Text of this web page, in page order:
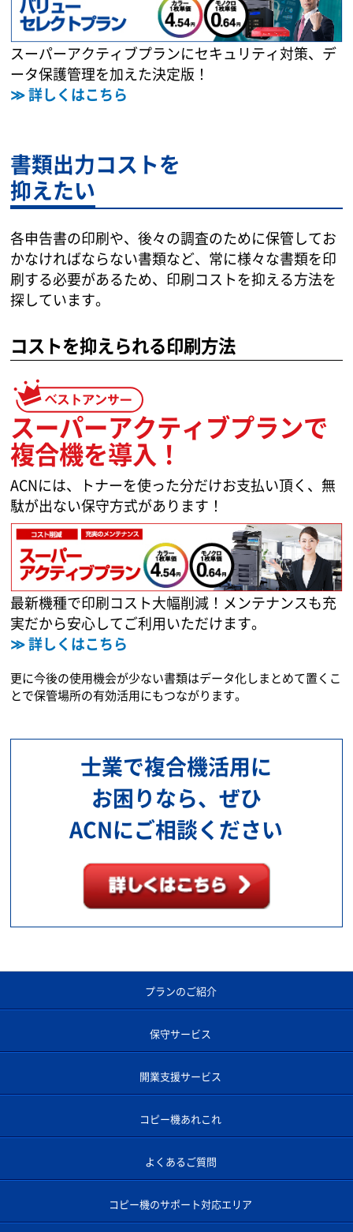
スーパーアクティブプランにセキュリティ対策、デ
ータ保護管理を加えた決定版！
≫ 詳しくはこちら
書類出力コストを
抑えたい
各申告書の印刷や、後々の調査のために保管してお
かなければならない書類など、常に様々な書類を印
刷する必要があるため、印刷コストを抑える方法を
探しています。
コストを抑えられる印刷方法
スーパーアクティブプランで
複合機を導入！
ACNには、トナーを使った分だけお支払い頂く、無
駄が出ない保守方式があります！
最新機種で印刷コスト大幅削減！メンテナンスも充
実だから安心してご利用いただけます。
≫ 詳しくはこちら
更に今後の使用機会が少ない書類はデータ化しまとめて置くこ
とで保管場所の有効活用にもつながります。
士業で複合機活用に
お困りなら、ぜひ
ACNにご相談ください
プランのご紹介
保守サービス
開業支援サービス
コピー機あれこれ
よくあるご質問
コピー機のサポート対応エリア